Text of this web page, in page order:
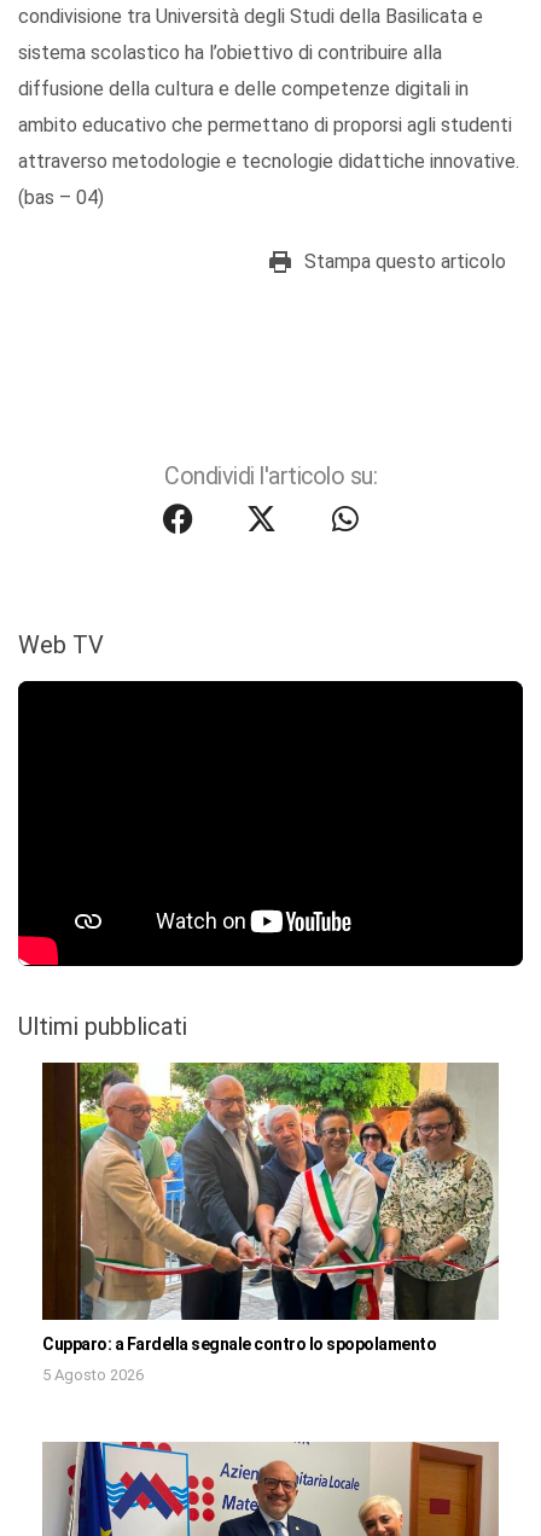
condivisione tra Università degli Studi della Basilicata e
sistema scolastico ha l’obiettivo di contribuire alla
diffusione della cultura e delle competenze digitali in
ambito educativo che permettano di proporsi agli studenti
attraverso metodologie e tecnologie didattiche innovative.
(bas – 04)
Stampa questo articolo
Condividi l'articolo su:
Web TV
Ultimi pubblicati
Cupparo: a Fardella segnale contro lo spopolamento
5 Agosto 2026